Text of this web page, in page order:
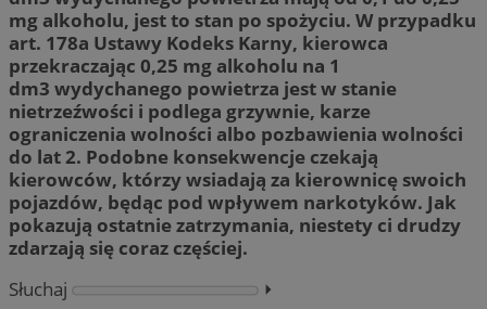
mg alkoholu, jest to stan po spożyciu. W przypadku
art. 178a Ustawy Kodeks Karny, kierowca
przekraczając 0,25 mg alkoholu na 1
dm3 wydychanego powietrza jest w stanie
nietrzeźwości i podlega grzywnie, karze
ograniczenia wolności albo pozbawienia wolności
do lat 2. Podobne konsekwencje czekają
kierowców, którzy wsiadają za kierownicę swoich
pojazdów, będąc pod wpływem narkotyków. Jak
pokazują ostatnie zatrzymania, niestety ci drudzy
zdarzają się coraz częściej.
Słuchaj
⏵︎